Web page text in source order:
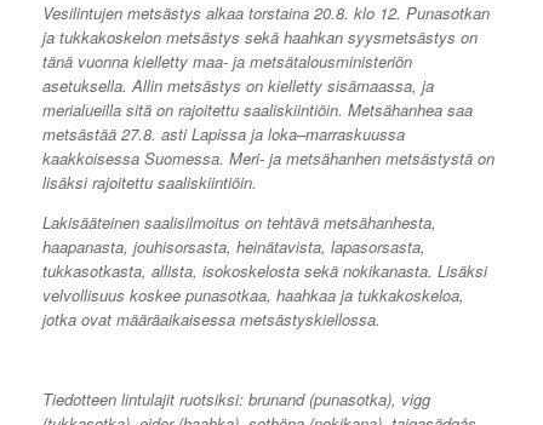
Vesilintujen metsästys alkaa torstaina 20.8. klo 12. Punasotkan
ja tukkakoskelon metsästys sekä haahkan syysmetsästys on
tänä vuonna kielletty maa- ja metsätalousministeriön
asetuksella. Allin metsästys on kielletty sisämaassa, ja
merialueilla sitä on rajoitettu saaliskiintiöin. Metsähanhea saa
metsästää 27.8. asti Lapissa ja loka–marraskuussa
kaakkoisessa Suomessa. Meri- ja metsähanhen metsästystä on
lisäksi rajoitettu saaliskiintiöin.
Lakisääteinen saalisilmoitus on tehtävä metsähanhesta,
haapanasta, jouhisorsasta, heinätavista, lapasorsasta,
tukkasotkasta, allista, isokoskelosta sekä nokikanasta. Lisäksi
velvollisuus koskee punasotkaa, haahkaa ja tukkakoskeloa,
jotka ovat määräaikaisessa metsästyskiellossa.
Tiedotteen lintulajit ruotsiksi: brunand (punasotka), vigg